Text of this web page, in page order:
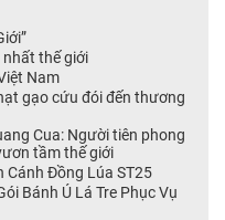
nhất thế giới
Nam
gạo cứu đói đến thương
Cua: Người tiên phong
tầm thế giới
Cánh Đồng Lúa ST25
Bánh Ú Lá Tre Phục Vụ